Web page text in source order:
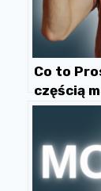
Co to
częścią